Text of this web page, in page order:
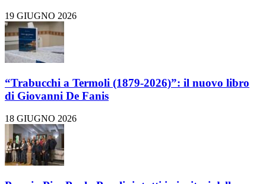
19 GIUGNO 2026
“Trabucchi a Termoli (1879-2026)”: il nuovo libro
di Giovanni De Fanis
18 GIUGNO 2026